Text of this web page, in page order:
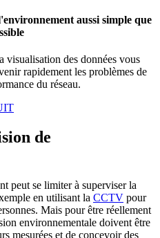
aussi simple que
visualisation des données vous
rapidement les problèmes de
du réseau.
de
peut se limiter à superviser la
en utilisant la CCTV pour
Mais pour être réellement
environnementale doivent être
mesurées et de concevoir des